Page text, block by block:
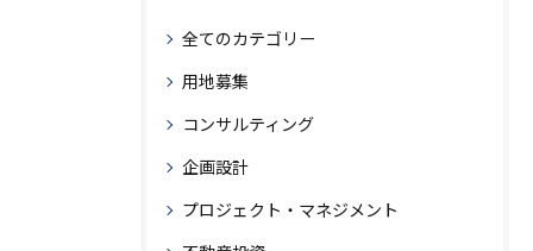
全てのカテゴリー
用地募集
コンサルティング
企画設計
プロジェクト・マネジメント